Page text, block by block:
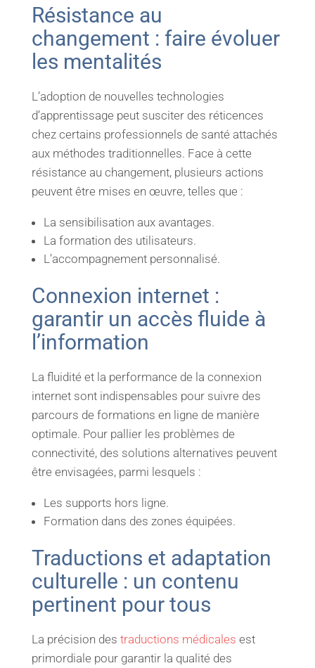
Résistance au
changement : faire évoluer
les mentalités
L’adoption de nouvelles technologies
d’apprentissage peut susciter des réticences
chez certains professionnels de santé attachés
aux méthodes traditionnelles. Face à cette
résistance au changement, plusieurs actions
peuvent être mises en œuvre, telles que :
La sensibilisation aux avantages.
La formation des utilisateurs.
L’accompagnement personnalisé.
Connexion internet :
garantir un accès fluide à
l’information
La fluidité et la performance de la connexion
internet sont indispensables pour suivre des
parcours de formations en ligne de manière
optimale. Pour pallier les problèmes de
connectivité, des solutions alternatives peuvent
être envisagées, parmi lesquels :
Les supports hors ligne.
Formation dans des zones équipées.
Traductions et adaptation
culturelle : un contenu
pertinent pour tous
La précision des traductions médicales est
primordiale pour garantir la qualité des